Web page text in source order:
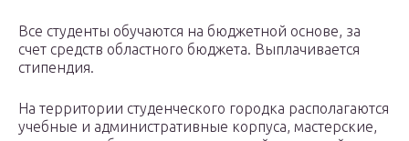
Все студенты обучаются на бюджетной основе, за
счет средств областного бюджета. Выплачивается
стипендия.
На территории студенческого городка располагаются
учебные и административные корпуса, мастерские,